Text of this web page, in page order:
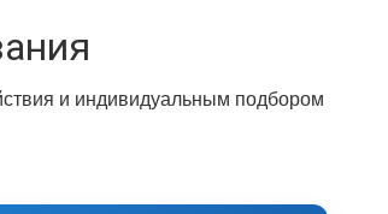
и индивидуальным подбором